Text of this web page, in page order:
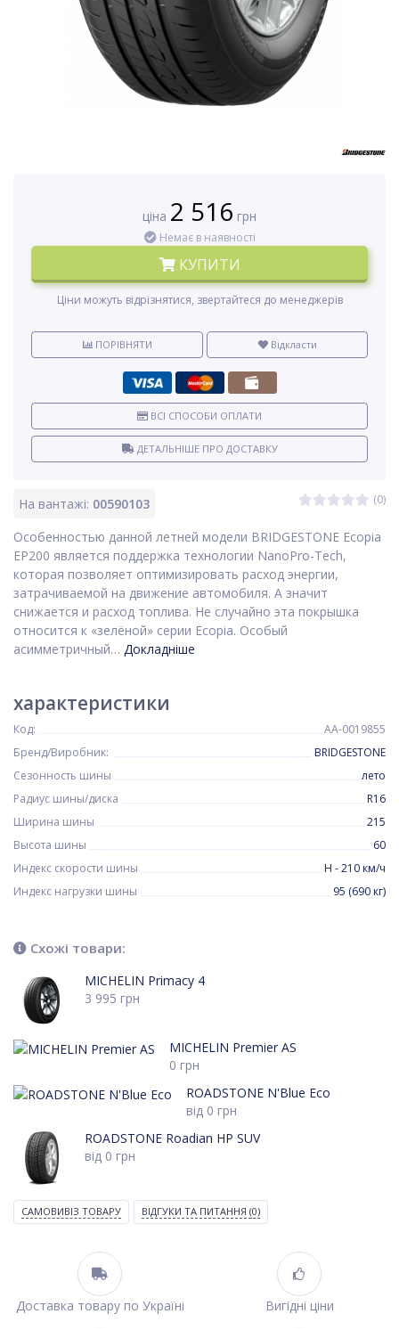
На вантажі: 00590103 (0)
Особенностью данной летней модели BRIDGESTONE Ecopia
EP200 является поддержка технологии NanoPro-Tech,
которая позволяет оптимизировать расход энергии,
затрачиваемой на движение автомобиля. А значит
снижается и расход топлива. Не случайно эта покрышка
относится к «зелёной» серии Ecopia. Особый
асимметричный… Докладніше
ціна 2 516 грн
Немає в наявності
КУПИТИ
Ціни можуть відрізнятися, звертайтеся до менеджерів
ПОРІВНЯТИ Відкласти
ВСІ СПОСОБИ ОПЛАТИ
ДЕТАЛЬНІШЕ ПРО ДОСТАВКУ
Схожі товари:
MICHELIN Primacy 4
3 995 грн
MICHELIN Premier AS
0 грн
ROADSTONE N'Blue Eco
від 0 грн
ROADSTONE Roadian HP SUV
від 0 грн
характеристики
Код:
AA-0019855
Бренд/Виробник:
BRIDGESTONE
Сезонность шины
лето
Радиус шины/диска
R16
Ширина шины
215
Высота шины
60
Индекс скорости шины
H - 210 км/ч
Индекс нагрузки шины
95 (690 кг)
САМОВИВІЗ ТОВАРУ ВІДГУКИ ТА ПИТАННЯ (0)
Доставка товару по Україні Вигідні ціни